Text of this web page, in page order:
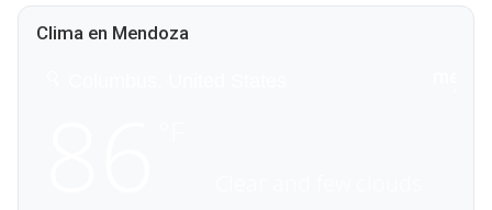
Clima en Mendoza